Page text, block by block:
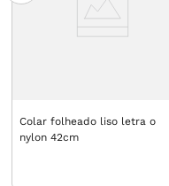
Colar folheado liso letra o
nylon 42cm